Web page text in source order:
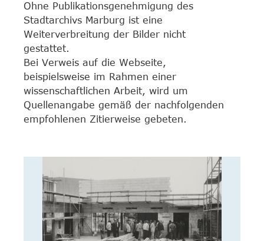
Ohne Publikationsgenehmigung des
Stadtarchivs Marburg ist eine
Weiterverbreitung der Bilder nicht
gestattet.
Bei Verweis auf die Webseite,
beispielsweise im Rahmen einer
wissenschaftlichen Arbeit, wird um
Quellenangabe gemäß der nachfolgenden
empfohlenen Zitierweise gebeten.